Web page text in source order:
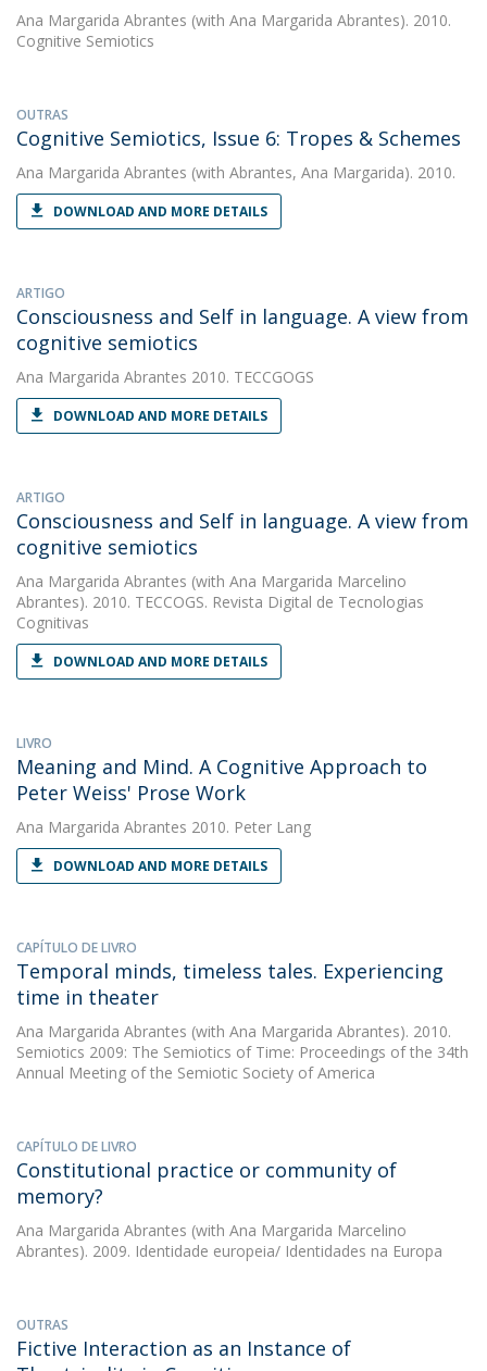
Ana Margarida Abrantes (with Ana Margarida Abrantes). 2010.
Cognitive Semiotics
OUTRAS
Cognitive Semiotics, Issue 6: Tropes & Schemes
Ana Margarida Abrantes (with Abrantes, Ana Margarida). 2010.
DOWNLOAD AND MORE DETAILS
ARTIGO
Consciousness and Self in language. A view from
cognitive semiotics
Ana Margarida Abrantes 2010. TECCGOGS
DOWNLOAD AND MORE DETAILS
ARTIGO
Consciousness and Self in language. A view from
cognitive semiotics
Ana Margarida Abrantes (with Ana Margarida Marcelino
Abrantes). 2010. TECCOGS. Revista Digital de Tecnologias
Cognitivas
DOWNLOAD AND MORE DETAILS
LIVRO
Meaning and Mind. A Cognitive Approach to
Peter Weiss' Prose Work
Ana Margarida Abrantes 2010. Peter Lang
DOWNLOAD AND MORE DETAILS
CAPÍTULO DE LIVRO
Temporal minds, timeless tales. Experiencing
time in theater
Ana Margarida Abrantes (with Ana Margarida Abrantes). 2010.
Semiotics 2009: The Semiotics of Time: Proceedings of the 34th
Annual Meeting of the Semiotic Society of America
CAPÍTULO DE LIVRO
Constitutional practice or community of
memory?
Ana Margarida Abrantes (with Ana Margarida Marcelino
Abrantes). 2009. Identidade europeia/ Identidades na Europa
OUTRAS
Fictive Interaction as an Instance of